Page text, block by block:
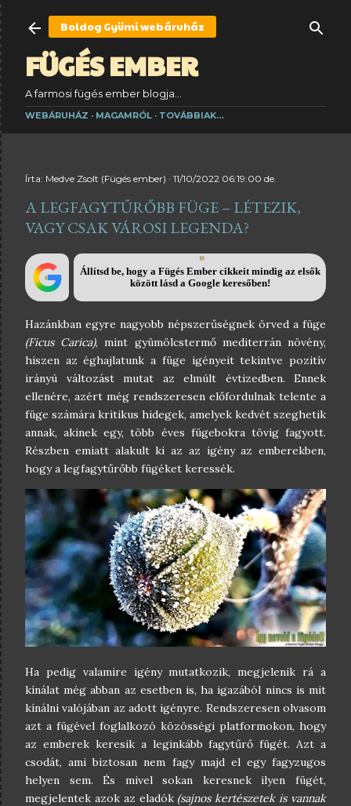
Ugrás a fő tartalomra
FÜGÉS EMBER
A farmosi fügés ember blogja...
Boldog Gyümiwebáruház
WEBÁRUHÁZ MAGAMRÓL TOVÁBBIAK…
Írta: Medve Zsolt (Fügés ember) 11/10/2022 06:19:00 de.
A LEGFAGYTŰRŐBB FÜGE – LÉTEZIK,
VAGY CSAK VÁROSI LEGENDA?
Állítsd be, hogy a Fügés Ember cikkeit mindig az elsők
között lásd a Google keresőben!
Hazánkban egyre nagyobb népszerűségnek örved a füge
(Ficus Carica), mint gyümölcstermő mediterrán növény,
hiszen az éghajlatunk a füge igényeit tekintve pozitív
irányú változást mutat az elmúlt évtizedben. Ennek
ellenére, azért még rendszeresen előfordulnak telente a
füge számára kritikus hidegek, amelyek kedvét szeghetik
annak, akinek egy, több éves fügebokra tövig fagyott.
Részben emiatt alakult ki az az igény az emberekben,
hogy a legfagytűrőbb fügéket keressék.
Ha pedig valamire igény mutatkozik, megjelenik rá a
kínálat még abban az esetben is, ha igazából nincs is mit
kínálni valójában az adott igényre. Rendszeresen olvasom
azt a fügével foglalkozó közösségi platformokon, hogy
az emberek keresik a leginkább fagytűrő fügét. Azt a
csodát, ami biztosan nem fagy majd el egy fagyzugos
helyen sem. És mivel sokan keresnek ilyen fügét,
megjelentek azok az eladók (sajnos kertészetek is vannak